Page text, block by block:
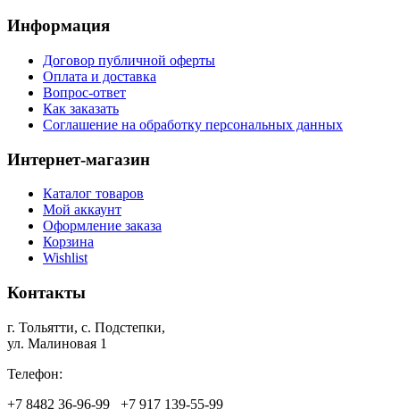
Информация
Договор публичной оферты
Оплата и доставка
Вопрос-ответ
Как заказать
Соглашение на обработку персональных данных
Интернет-магазин
Каталог товаров
Мой аккаунт
Оформление заказа
Корзина
Wishlist
Контакты
г. Тольятти, c. Подстепки,
ул. Малиновая 1
Телефон:
+7 8482 36‑96-99 +7 917 139‑55-99